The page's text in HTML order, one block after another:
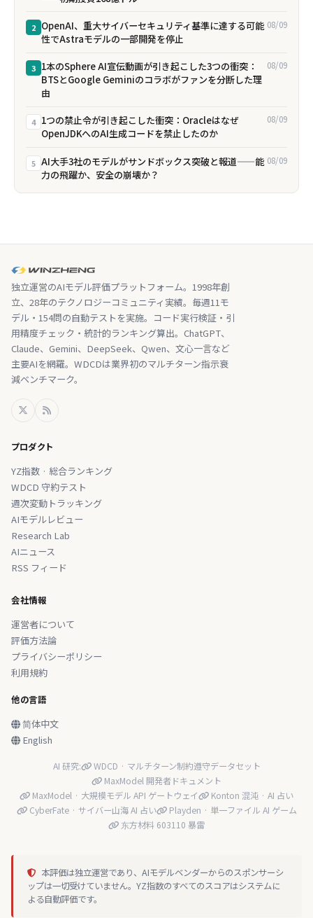
2 OpenAI、重大サイバーセキュリティ基準に達する可能
性でAstraモデルの一部開発を停止
08/09
3 1本のSphere AI宣伝動画が引き起こした3つの衝突：
BTSとGoogle Geminiのコラボがファンを分断した理
由
08/09
4 1つの禁止令が引き起こした衝突：Oracleはなぜ
OpenJDKへのAI生成コードを禁止したのか
08/09
5 AI大手3社のモデルがサンドボックス突破と報道——能
力の飛躍か、安全の崩壊か？
08/09
独立運営のAIモデル評価プラットフォーム。1998年創
立、28年のテクノロジーコミュニティ実績。毎週11モ
デル・154問の自動テストを実施。コード実行検証・引
用精度チェック・統計的ランキング算出。ChatGPT、
Claude、Gemini、DeepSeek、Qwen、文心一言など
主要AIを網羅。WDCDは業界初のマルチターン指示衰
減ベンチマーク。
プロダクト
YZ指数 · 総合ランキング
WDCD 守約テスト
週次変動トラッキング
AIモデルレビュー
Research Lab
AIニュース
RSS フィード
会社情報
運営者について
評価方法論
プライバシーポリシー
利用規約
他の言語
简体中文
English
AI 研究:
WDCD · マルチターン制約遵守データセット
MaxModel 開発者ドキュメント
MaxModel · 大規模モデル API ゲートウェイ
Konton 混沌 · AI 占い
CyberFate · サイバー山海 AI 占い
Playden · 単一ファイル AI ゲーム
东方材料 603110 暴雷
本評価は独立運営であり、AIモデルベンダーからのスポンサーシ
ップは一切受けていません。YZ指数のすべてのスコアはシステムに
よる自動評価です。